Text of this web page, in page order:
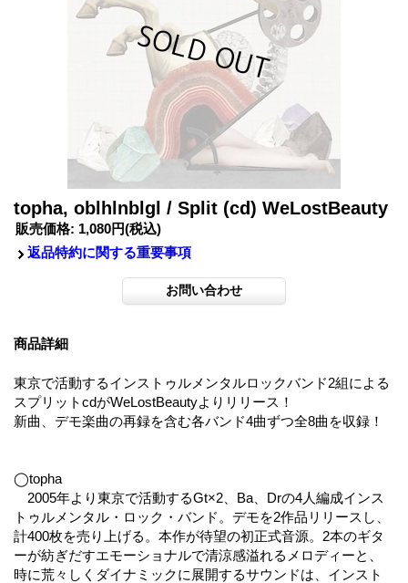
topha, oblhlnblgl / Split (cd) WeLostBeauty
販売価格: 1,080円(税込)
返品特約に関する重要事項
商品詳細
東京で活動するインストゥルメンタルロックバンド2組による
スプリットcdがWeLostBeautyよりリリース！
新曲、デモ楽曲の再録を含む各バンド4曲ずつ全8曲を収録！
◯topha
2005年より東京で活動するGt×2、Ba、Drの4人編成インス
トゥルメンタル・ロック・バンド。デモを2作品リリースし、
計400枚を売り上げる。本作が待望の初正式音源。2本のギタ
ーが紡ぎだすエモーショナルで清涼感溢れるメロディーと、
時に荒々しくダイナミックに展開するサウンドは、インスト